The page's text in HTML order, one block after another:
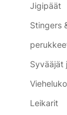
Jigipäät
Stingers
Syvääjät
Leikarit
stl